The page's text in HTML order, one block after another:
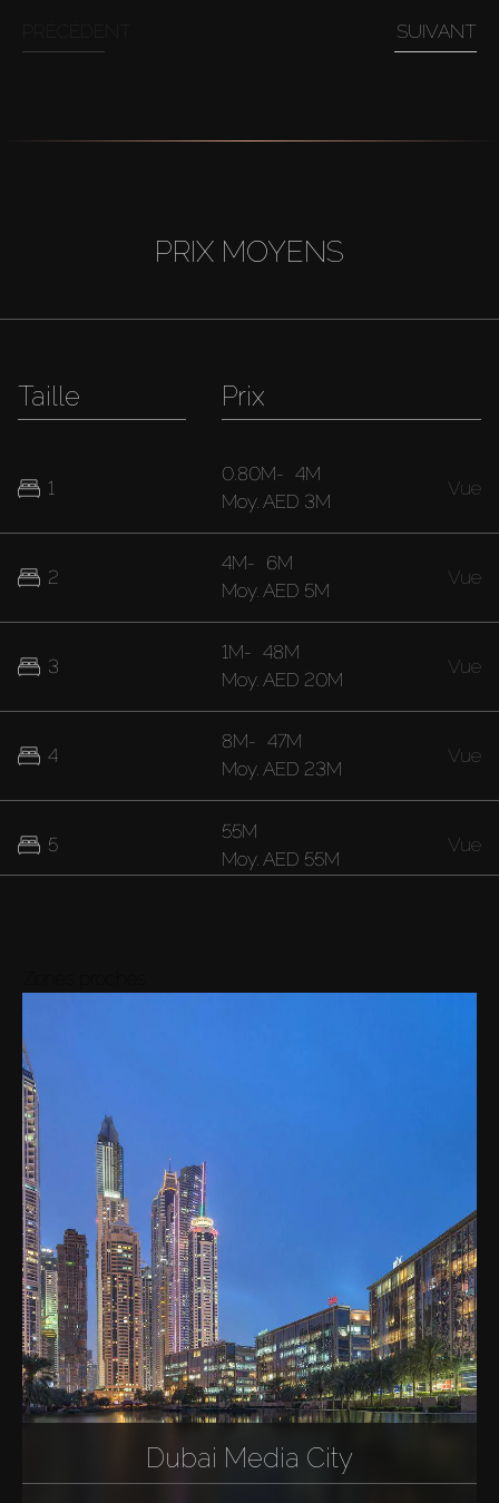
SUIVANT
PRIX MOYENS
Taille
1
2
3
4
5
Prix
0.80M- 4M
Moy. AED 3M
Vue
4M- 6M
Moy. AED 5M
Vue
1M- 48M
Moy. AED 20M
Vue
8M- 47M
Moy. AED 23M
Vue
55M
Moy. AED 55M
Vue
Dubai Media City